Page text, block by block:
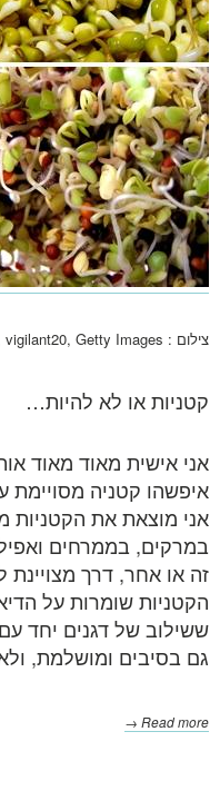
צילום : flick by ksbuehler, therealbrute, vigilant20, Getty Images
קטניות או לא להיות…
אני אישית מאוד מאוד
איפשהו קטניה מסויימת
אני מוצאת את הקטניות
במרקים, בממרחים
זה או אחר, דרך
הקטניות שומרות על
ששילוב של דגנים יחד
גם בסיבים ומושלמת,
Read more →